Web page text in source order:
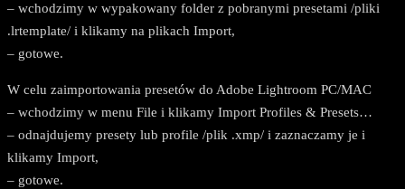
– wchodzimy w wypakowany folder z pobranymi presetami /pliki
.lrtemplate/ i klikamy na plikach Import,
– gotowe.
W celu zaimportowania presetów do Adobe Lightroom PC/MAC
– wchodzimy w menu File i klikamy Import Profiles & Presets…
– odnajdujemy presety lub profile /plik .xmp/ i zaznaczamy je i
klikamy Import,
– gotowe.